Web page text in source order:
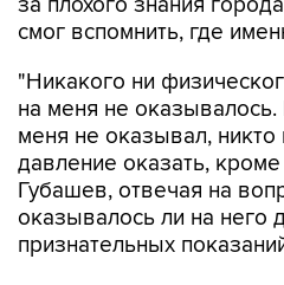
"Никакого ни
меня не оказывал,
давление оказать,
Губашев, отвечая на
оказывалось ли на него
признательных
Как сообщалось,